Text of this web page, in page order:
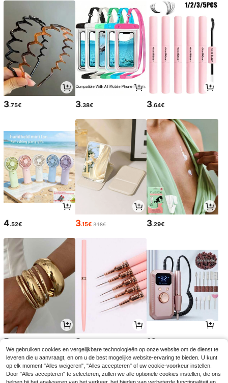
3.75€ 3.38€ 3.64€
4.52€ 3.15€ 3.18€ 3.29€
5 3 16
We gebruiken cookies en vergelijkbare technologieën op onze website om de dienst te
leveren die u aanvraagt, en om u de best mogelijke website-ervaring te bieden. U kunt
op elk moment "Alles weigeren", "Alles accepteren" of uw cookie-voorkeur instellen.
Door "Alles accepteren" te selecteren, zullen we alle optionele cookies instellen, die ons